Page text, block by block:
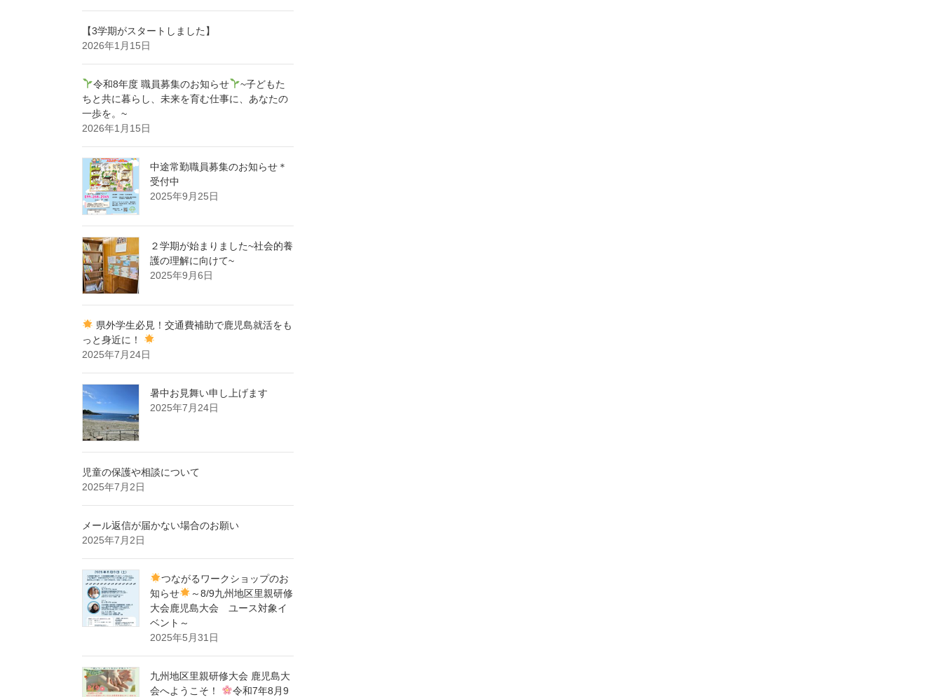
【3学期がスタートしました】
2026年1月15日
令和8年度 職員募集のお知らせ
~子どもた
ちと共に暮らし、未来を育む仕事に、あなたの
一歩を。~
2026年1月15日
中途常勤職員募集のお知らせ＊
受付中
2025年9月25日
２学期が始まりました~社会的養
護の理解に向けて~
2025年9月6日
県外学生必見！交通費補助で鹿児島就活をも
っと身近に！
2025年7月24日
暑中お見舞い申し上げます
2025年7月24日
児童の保護や相談について
2025年7月2日
メール返信が届かない場合のお願い
2025年7月2日
つながるワークショップのお
知らせ
～8/9九州地区里親研修
大会鹿児島大会 ユース対象イ
ベント～
2025年5月31日
九州地区里親研修大会 鹿児島大
会へようこそ！
令和7年8月9